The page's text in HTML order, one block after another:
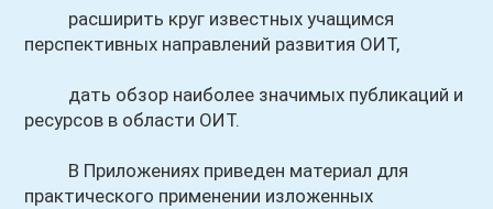
расширить круг известных учащимся
перспективных направлений развития ОИТ,
дать обзор наиболее значимых публикаций и
ресурсов в области ОИТ.
В Приложениях приведен материал для
практического применении изложенных